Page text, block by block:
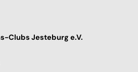
Clubs Jesteburg e.V.